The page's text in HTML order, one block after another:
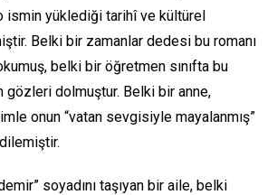
ismin yüklediği tarihî ve kültürel
Belki bir zamanlar dedesi bu romanı
belki bir öğretmen sınıfta bu
gözleri dolmuştur. Belki bir anne,
onun “vatan sevgisiyle mayalanmış”
soyadını taşıyan bir aile, belki